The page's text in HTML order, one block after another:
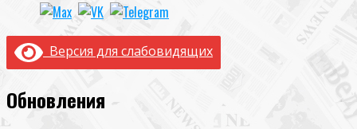
Версия для слабовидящих
Обновления